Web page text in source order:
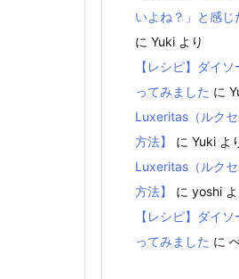
いよね？」と感じ
に Yuki より
【レシピ】ダイ
ってみました に
Luxeritas（ルク
方法】
に Yuki よ
Luxeritas（ルク
方法】
に yoshi
【レシピ】ダイ
ってみました に